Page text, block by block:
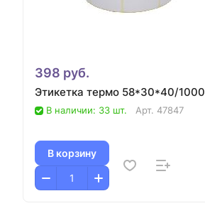
398 руб.
Этикетка термо 58*30*40/1000
В наличии: 33 шт. Арт. 47847
В корзину